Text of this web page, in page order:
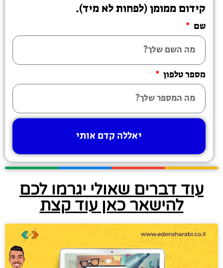
קידום ממומן (לפחות לא מיד).
שם
מספר טלפון
יאללה קדם אותי
עוד דברים שאולי יגרמו לכם
להישאר כאן עוד קצת